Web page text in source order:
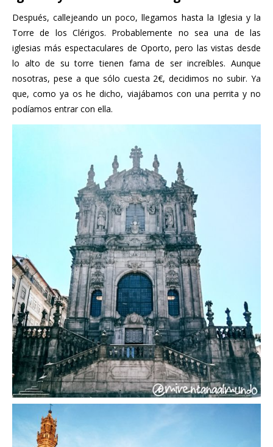
Después, callejeando un poco, llegamos hasta la Iglesia y la
Torre de los Clérigos. Probablemente no sea una de las
iglesias más espectaculares de Oporto, pero las vistas desde
lo alto de su torre tienen fama de ser increíbles. Aunque
nosotras, pese a que sólo cuesta 2€, decidimos no subir. Ya
que, como ya os he dicho, viajábamos con una perrita y no
podíamos entrar con ella.